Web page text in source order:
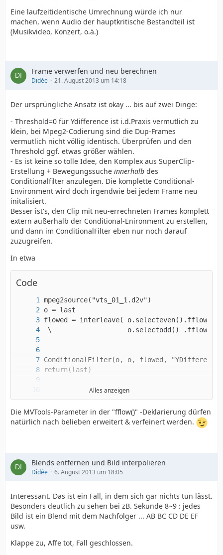
Eine laufzeitidentische Umrechnung würde ich nur
machen, wenn Audio der hauptkritische Bestandteil ist
(Musikvideo, Konzert, o.ä.)
Frame verwerfen und neu berechnen
Didée 21. August 2013 um 14:18
Der ursprüngliche Ansatz ist okay ... bis auf zwei Dinge:
- Threshold=0 für Ydifference ist i.d.Praxis vermutlich zu
klein, bei Mpeg2-Codierung sind die Dup-Frames
vermutlich nicht völlig identisch. Überprüfen und den
Threshold ggf. etwas größer wählen.
- Es ist keine so tolle Idee, den Komplex aus SuperClip-
Erstellung + Bewegungssuche innerhalb des
Conditionalfilter anzulegen. Die komplette Conditional-
Environment wird doch irgendwie bei jedem Frame neu
initalisiert.
Besser ist's, den Clip mit neu-errechneten Frames komplett
extern außerhalb der Conditional-Enironment zu erstellen,
und dann im ConditionalFilter eben nur noch darauf
zuzugreifen.
In etwa
Code
return(last) }
Alles anzeigen
Die MVTools-Parameter in der "fflow()" -Deklarierung dürfen
natürlich nach belieben erweitert & verfeinert werden.
Blends entfernen und Bild interpolieren
Didée 6. August 2013 um 18:05
Interessant. Das ist ein Fall, in dem sich gar nichts tun lässt.
Besonders deutlich zu sehen bei zB. Sekunde 8~9 : jedes
Bild ist ein Blend mit dem Nachfolger ... AB BC CD DE EF
usw.
Klappe zu, Affe tot, Fall geschlossen.